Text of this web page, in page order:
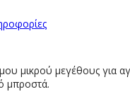
μικρού μεγέθους για
μπροστά.